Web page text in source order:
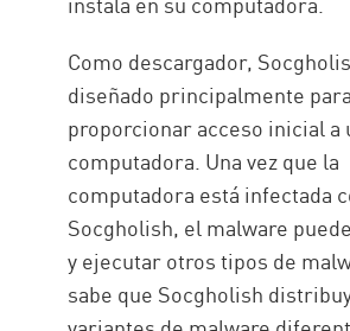
Como descargador,
diseñado principalmente para
proporcionar acceso inicial a
computadora. Una vez que la
computadora está infectada
Socgholish, el malware
y ejecutar otros tipos de
sabe que Socgholish